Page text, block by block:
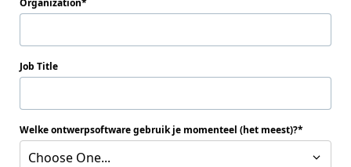
Organization
Job Title
Welke ontwerpsoftware gebruik je momenteel (het meest)?
Choose One...